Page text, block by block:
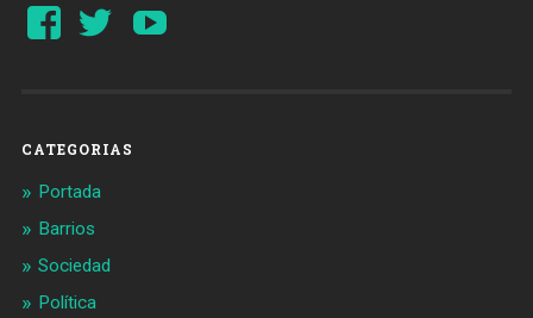
Ver
perfil
Ver
perfil
CATEGORIAS
Portada
Barrios
Sociedad
Política